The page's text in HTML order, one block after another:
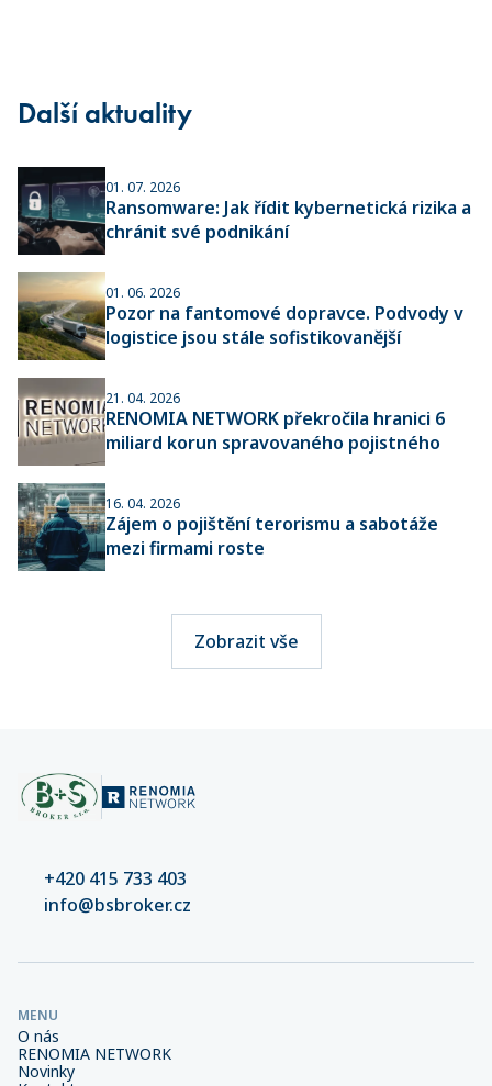
Další aktuality
01. 07. 2026
Ransomware: Jak řídit kybernetická rizika a
chránit své podnikání
01. 06. 2026
Pozor na fantomové dopravce. Podvody v
logistice jsou stále sofistikovanější
21. 04. 2026
RENOMIA NETWORK překročila hranici 6
miliard korun spravovaného pojistného
16. 04. 2026
Zájem o pojištění terorismu a sabotáže
mezi firmami roste
Zobrazit vše
+420 415 733 403
info@bsbroker.cz
MENU
O nás
RENOMIA NETWORK
Novinky